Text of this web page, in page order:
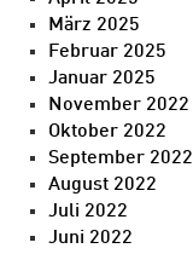
März 2025
Februar 2025
Januar 2025
November 2022
Oktober 2022
September 2022
August 2022
Juli 2022
Juni 2022